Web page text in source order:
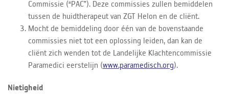
Commissie (“PAC”). Deze commissies zullen bemiddelen
tussen de huidtherapeut van ZGT Helon en de cliënt.
Mocht de bemiddeling door één van de bovenstaande
commissies niet tot een oplossing leiden, dan kan de
cliënt zich wenden tot de Landelijke Klachtencommissie
Paramedici eerstelijn (www.paramedisch.org).
Nietigheid